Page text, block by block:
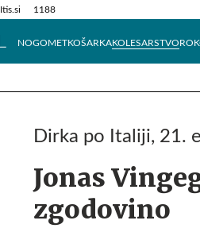
Itis.si 1188
NOGOMETKOŠARKAKOLESARSTVO
Tehnik
Dirka po Italiji, 21.
Jonas
zgodovino